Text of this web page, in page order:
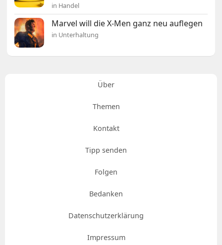
in Handel
Marvel will die X-Men ganz neu auflegen
in Unterhaltung
Über
Themen
Kontakt
Tipp senden
Folgen
Bedanken
Datenschutzerklärung
Impressum